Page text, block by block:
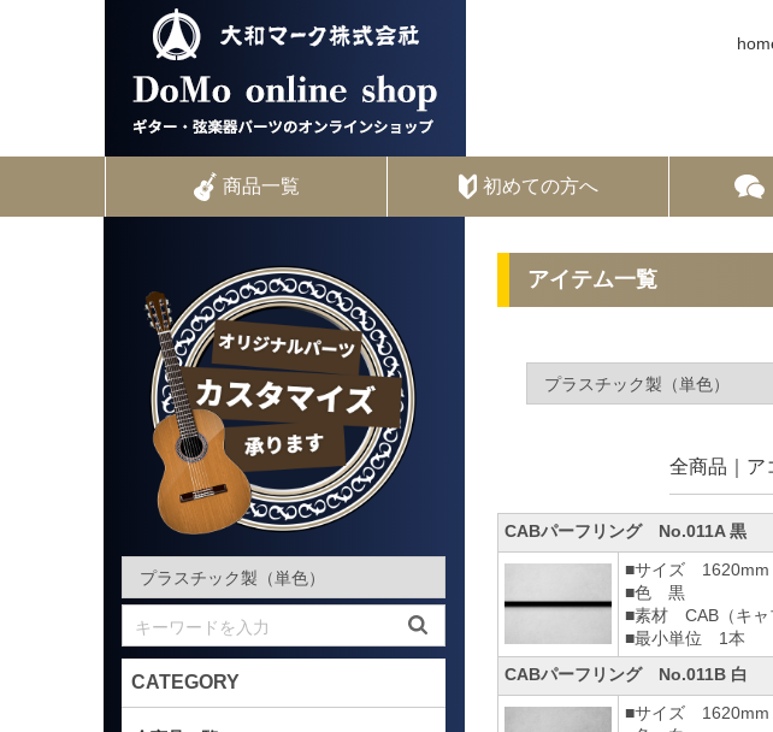
商品一覧 初めての方へ
アイテム一覧
全商品 ア
CABパーフリング No.011A 黒
■サイズ 1620mm
■色 黒
■素材 CAB（キャ
■最小単位 1本
CABパーフリング No.011B 白
■サイズ 1620mm
CATEGORY